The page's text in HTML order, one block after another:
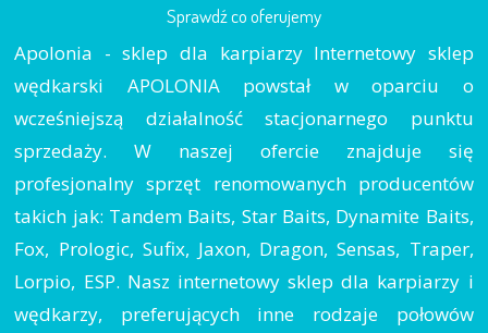
Sprawdź co oferujemy
Apolonia - sklep dla karpiarzy Internetowy sklep
wędkarski APOLONIA powstał w oparciu o
wcześniejszą działalność stacjonarnego punktu
sprzedaży. W naszej ofercie znajduje się
profesjonalny sprzęt renomowanych producentów
takich jak: Tandem Baits, Star Baits, Dynamite Baits,
Fox, Prologic, Sufix, Jaxon, Dragon, Sensas, Traper,
Lorpio, ESP. Nasz internetowy sklep dla karpiarzy i
wędkarzy, preferujących inne rodzaje połowów